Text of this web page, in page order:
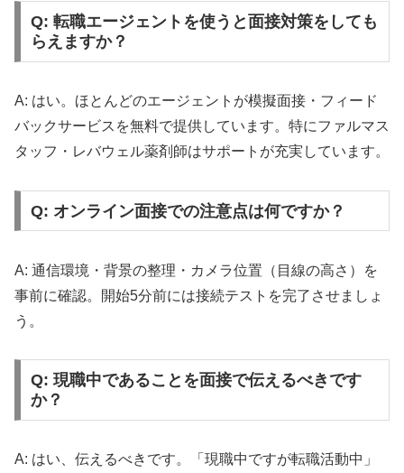
Q: 転職エージェントを使うと面接対策をしても
らえますか？
A: はい。ほとんどのエージェントが模擬面接・フィード
バックサービスを無料で提供しています。特にファルマス
タッフ・レバウェル薬剤師はサポートが充実しています。
Q: オンライン面接での注意点は何ですか？
A: 通信環境・背景の整理・カメラ位置（目線の高さ）を
事前に確認。開始5分前には接続テストを完了させましょ
う。
Q: 現職中であることを面接で伝えるべきです
か？
A: はい、伝えるべきです。「現職中ですが転職活動中」